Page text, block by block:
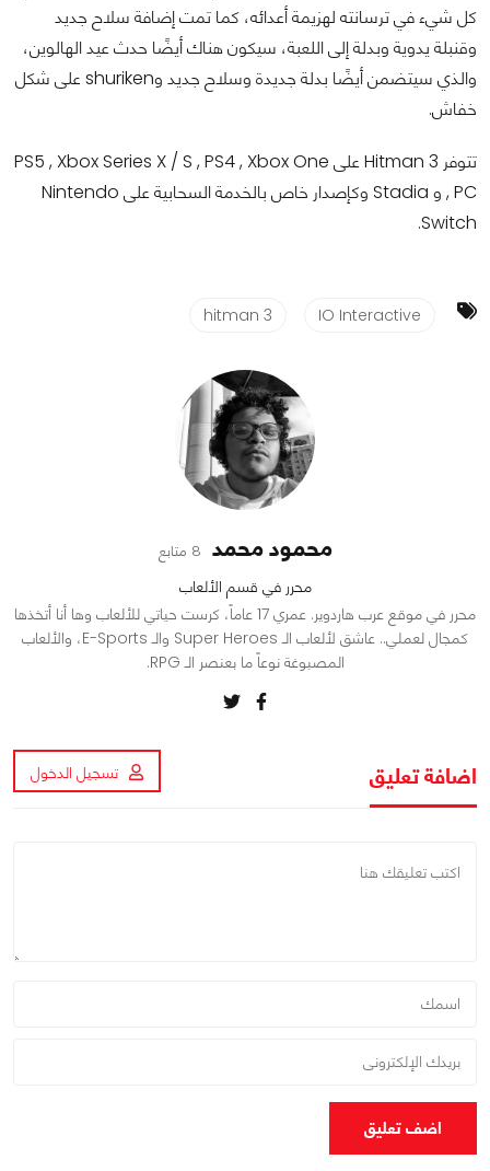
كل شيء في ترسانته لهزيمة أعدائه، كما تمت إضافة سلاح جديد
وقنبلة يدوية وبدلة إلى اللعبة، سيكون هناك أيضًا حدث عيد الهالوين،
والذي سيتضمن أيضًا بدلة جديدة وسلاح جديد وshuriken على شكل
خفاش.
تتوفر Hitman 3 على PS5 , Xbox Series X / S , PS4 , Xbox One
, PC و Stadia وكإصدار خاص بالخدمة السحابية على Nintendo
Switch.
IO Interactive
hitman 3
محمود محمد 8 متابع
محرر في قسم الألعاب
محرر في موقع عرب هاردوير. عمري 17 عاماً، كرست حياتي للألعاب وها أنا أتخذها
كمجال لعملي.. عاشق لألعاب الـ Super Heroes والـ E-Sports، والألعاب
المصبوغة نوعاً ما بعنصر الـ RPG.
اضافة تعليق تسجيل الدخول
اضف تعليق